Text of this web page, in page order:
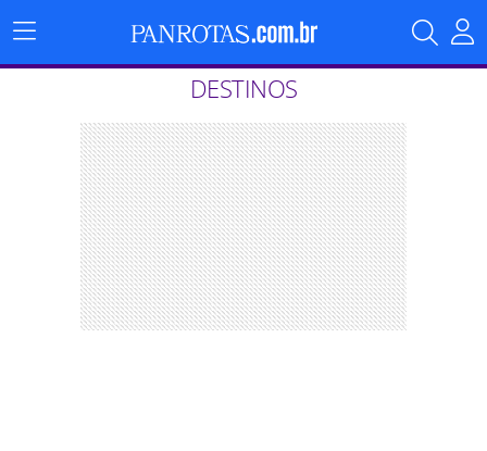
Menu
Principal
DESTINOS